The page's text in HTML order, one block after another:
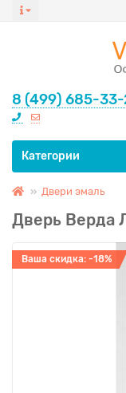
8 (499) 685-
Все категории
Категории
Двери эмаль
Дверь Верда
Ваша скидка: -18%